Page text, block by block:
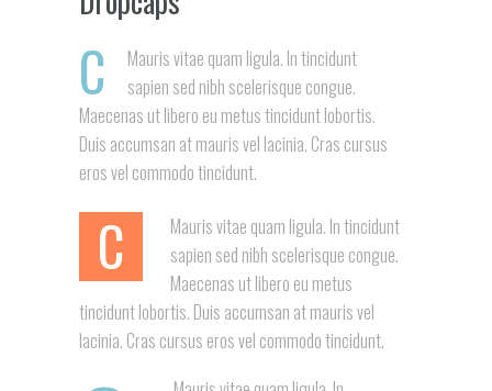
C
Mauris vitae quam ligula. In tincidunt
sapien sed nibh scelerisque congue.
Maecenas ut libero eu metus tincidunt lobortis.
Duis accumsan at mauris vel lacinia. Cras cursus
eros vel commodo tincidunt.
C
Mauris vitae quam ligula. In tincidunt
sapien sed nibh scelerisque congue.
Maecenas ut libero eu metus
tincidunt lobortis. Duis accumsan at mauris vel
lacinia. Cras cursus eros vel commodo tincidunt.